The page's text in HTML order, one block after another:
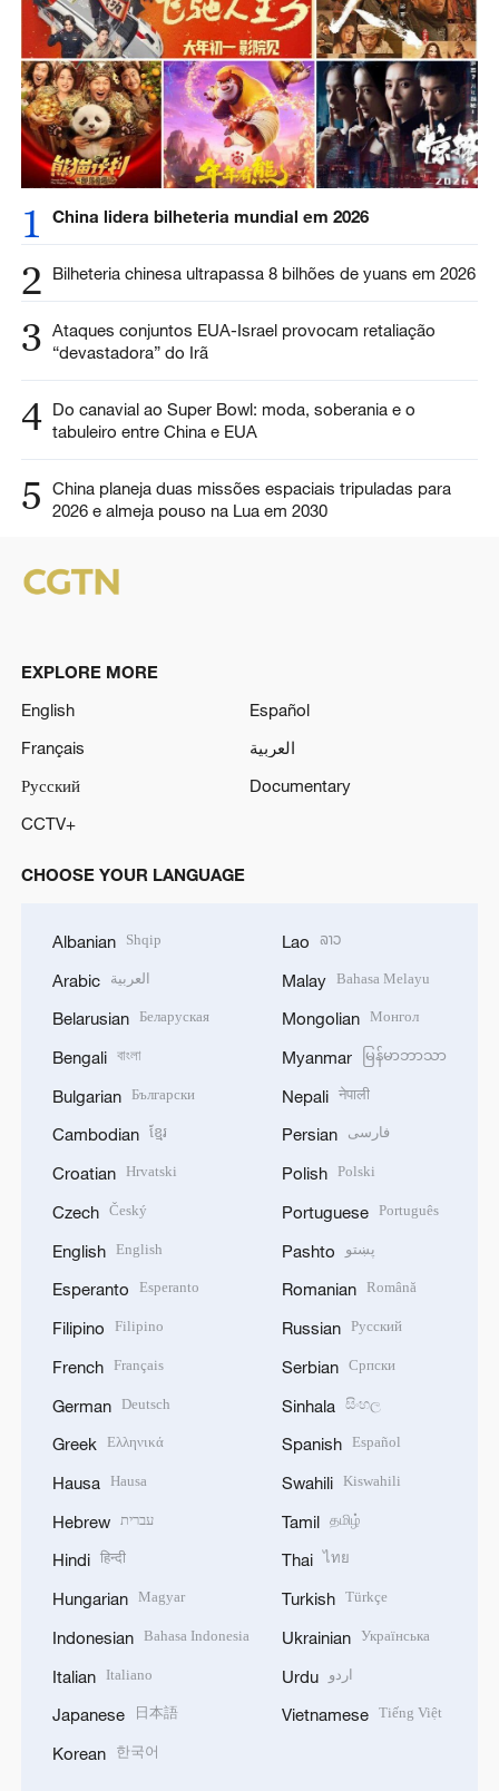
1 China lidera bilheteria mundial em 2026
2 Bilheteria chinesa ultrapassa 8 bilhões de yuans em 2026
3 Ataques conjuntos EUA-Israel provocam retaliação
“devastadora” do Irã
4 Do canavial ao Super Bowl: moda, soberania e o
tabuleiro entre China e EUA
5
China planeja duas missões espaciais tripuladas para
2026 e almeja pouso na Lua em 2030
EXPLORE MORE
English
Español
Français
العربية
Русский
Documentary
CCTV+
CHOOSE YOUR LANGUAGE
Albanian Shqip
Arabic العربية
Belarusian Беларуская
Bengali বাংলা
Bulgarian Български
Cambodian ខ្មែរ
Croatian Hrvatski
Czech Český
English English
Esperanto Esperanto
Filipino Filipino
French Français
German Deutsch
Greek Ελληνικά
Hausa Hausa
Hebrew עברית
Hindi हिन्दी
Hungarian Magyar
Indonesian Bahasa Indonesia
Italian Italiano
Japanese 日本語
Korean 한국어
Lao ລາວ
Malay Bahasa Melayu
Mongolian Монгол
Myanmar မြန်မာဘာသာ
Nepali नेपाली
Persian فارسی
Polish Polski
Portuguese Português
Pashto پښتو
Romanian Română
Russian Русский
Serbian Српски
Sinhala සිංහල
Spanish Español
Swahili Kiswahili
Tamil தமிழ்
Thai ไทย
Turkish Türkçe
Ukrainian Українська
Urdu اردو
Vietnamese Tiếng Việt